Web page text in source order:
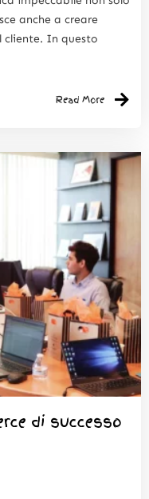
anche a creare
cliente. In questo
Read More
di successo